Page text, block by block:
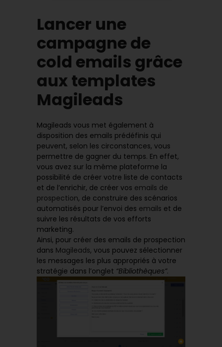
Lancer une
campagne de
cold emails grâce
aux templates
Magileads
Magileads vous met également à
disposition des emails prédéfinis qui
peuvent, selon les circonstances, vous
permettre de gagner du temps. En effet,
vous avez sur la même plateforme la
possibilité de créer votre liste de contacts
et de l’enrichir, de créer vos emails de
prospection, de construire des scénarios
automatisés pour l’envoi des emails et de
suivre les résultats de vos efforts
marketing.
Ainsi, pour créer des emails de prospection
dans Magileads, vous pouvez sélectionner
les messages les plus appropriés à votre
stratégie dans l’onglet “Bibliothèques”.